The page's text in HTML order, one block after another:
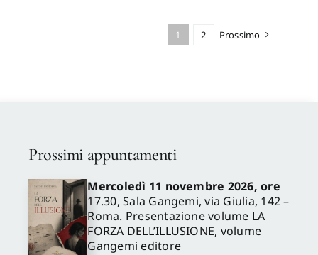
Giulia
,Pellegrinelli Alberto
1 2 Prossimo
Prossimi appuntamenti
Mercoledì 11 novembre 2026, ore
17.30, Sala Gangemi, via Giulia, 142 –
Roma. Presentazione volume LA
FORZA DELL’ILLUSIONE, volume
Gangemi editore